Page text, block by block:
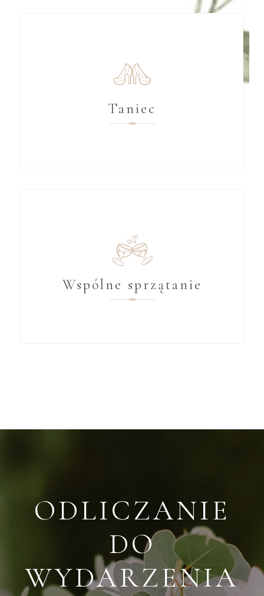
Taniec
Wspólne sprzątanie
ODLICZANIE
DO
WYDARZENIA